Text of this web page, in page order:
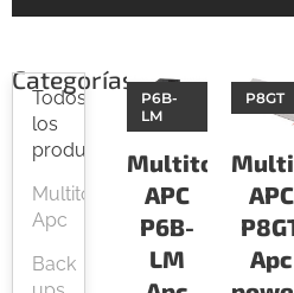
Categorías
Todos
los
productos
Multitomas
Apc
Back
Multitomas
APC
P6B-
LM
P6B-
LM
APC
Apc
P8GT